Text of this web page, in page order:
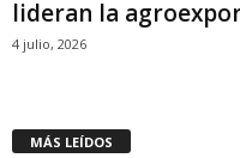
lideran la
4 julio, 2026
MÁS LEÍDOS